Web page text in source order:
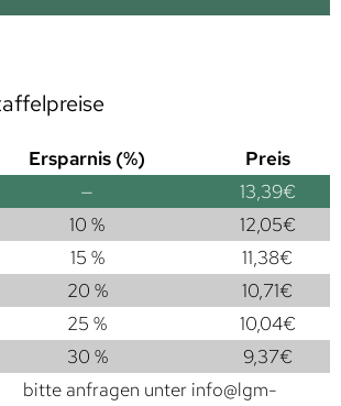
Ersparnis (%)
Preis
— 13,39€
10 % 12,05€
15 % 11,38€
20 % 10,71€
25 % 10,04€
30 % 9,37€
bitte anfragen unter info@lgm-